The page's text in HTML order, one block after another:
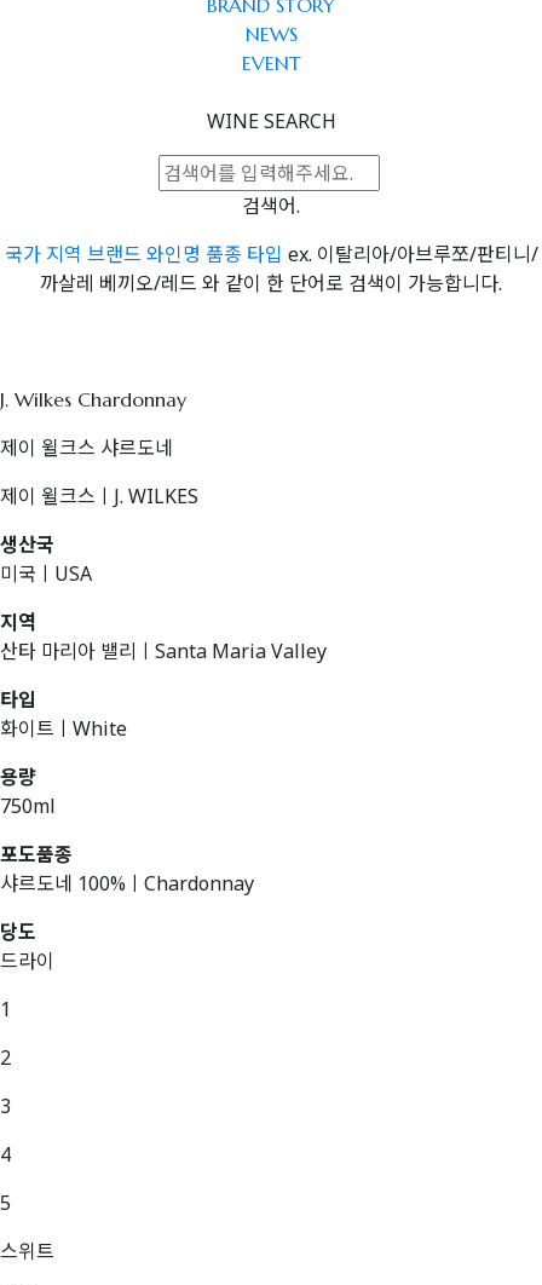
BRAND STORY
NEWS
EVENT
WINE SEARCH
검색어.
국가 지역 브랜드 와인명 품종 타입 ex. 이탈리아/아브루쪼/판티니/
까살레 베끼오/레드 와 같이 한 단어로 검색이 가능합니다.
J. Wilkes Chardonnay
제이 윌크스 샤르도네
제이 윌크스ㅣJ. WILKES
생산국
미국ㅣUSA
지역
산타 마리아 밸리ㅣSanta Maria Valley
타입
화이트ㅣWhite
용량
750ml
포도품종
샤르도네 100%ㅣChardonnay
당도
드라이
1
2
3
4
5
스위트